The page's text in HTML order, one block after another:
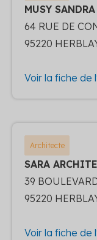
MUSY SANDRA
64 RUE DE
95220
Voir la fiche de
Architecte
SARA
39
95220
Voir la fiche de